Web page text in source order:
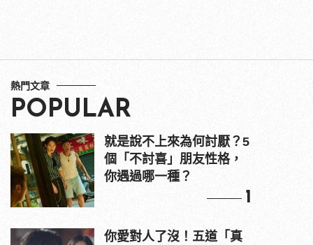
熱門文章
POPULAR
就是說不上來為何討厭？5
個「不討喜」朋友性格，
你遇過哪一種？
1
你愛對人了沒！五道「真